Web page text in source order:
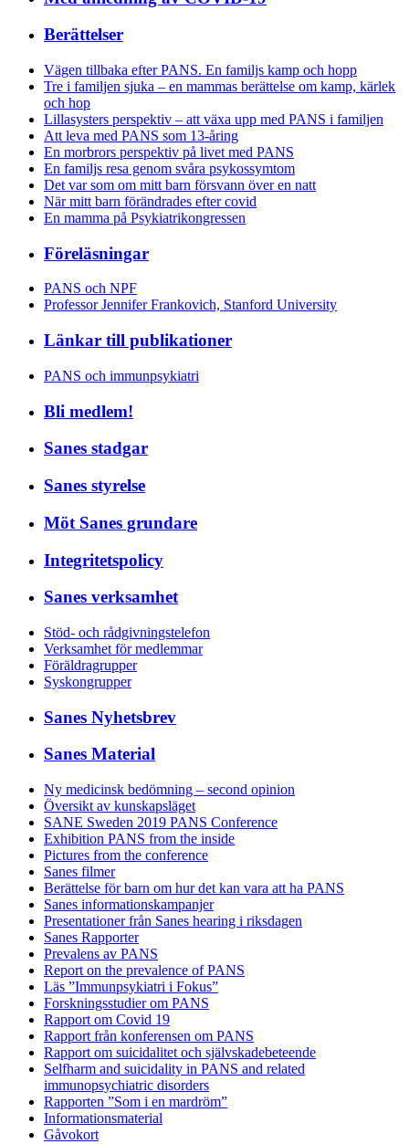
Berättelser
Vägen tillbaka efter PANS. En familjs kamp och hopp
Tre i familjen sjuka – en mammas berättelse om kamp, kärlek
och hop
Lillasysters perspektiv – att växa upp med PANS i familjen
Att leva med PANS som 13-åring
En morbrors perspektiv på livet med PANS
En familjs resa genom svåra psykossymtom
Det var som om mitt barn försvann över en natt
När mitt barn förändrades efter covid
En mamma på Psykiatrikongressen
Föreläsningar
PANS och NPF
Professor Jennifer Frankovich, Stanford University
Länkar till publikationer
PANS och immunpsykiatri
Bli medlem!
Sanes stadgar
Sanes styrelse
Möt Sanes grundare
Integritetspolicy
Sanes verksamhet
Stöd- och rådgivningstelefon
Verksamhet för medlemmar
Föräldragrupper
Syskongrupper
Sanes Nyhetsbrev
Sanes Material
Ny medicinsk bedömning – second opinion
Översikt av kunskapsläget
SANE Sweden 2019 PANS Conference
Exhibition PANS from the inside
Pictures from the conference
Sanes filmer
Berättelse för barn om hur det kan vara att ha PANS
Sanes informationskampanjer
Presentationer från Sanes hearing i riksdagen
Sanes Rapporter
Prevalens av PANS
Report on the prevalence of PANS
Läs ”Immunpsykiatri i Fokus”
Forskningsstudier om PANS
Rapport om Covid 19
Rapport från konferensen om PANS
Rapport om suicidalitet och självskadebeteende
Selfharm and suicidality in PANS and related
immunopsychiatric disorders
Rapporten ”Som i en mardröm”
Informationsmaterial
Gåvokort